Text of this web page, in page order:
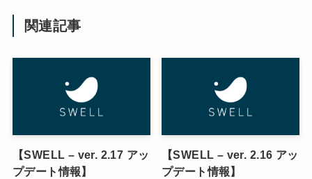
関連記事
【SWELL – ver. 2.17 アッ
プデート情報】
【SWELL – ver. 2.16 アッ
プデート情報】